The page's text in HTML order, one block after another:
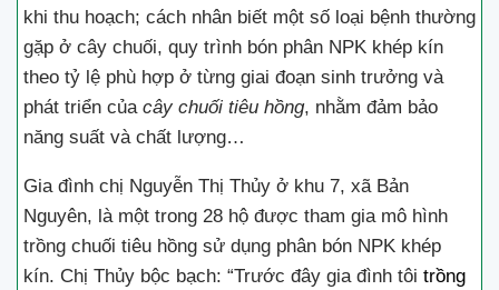
khi thu hoạch; cách nhân biết một số loại bệnh thường
gặp ở cây chuối, quy trình bón phân NPK khép kín
theo tỷ lệ phù hợp ở từng giai đoạn sinh trưởng và
phát triển của cây chuối tiêu hồng, nhằm đảm bảo
năng suất và chất lượng…
Gia đình chị Nguyễn Thị Thủy ở khu 7, xã Bản
Nguyên, là một trong 28 hộ được tham gia mô hình
trồng chuối tiêu hồng sử dụng phân bón NPK khép
kín. Chị Thủy bộc bạch: “Trước đây gia đình tôi trồng